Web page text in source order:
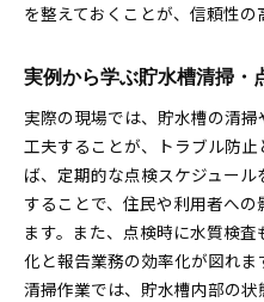
を整えておくことが、信頼性の
実例から学ぶ貯水槽清掃・
実際の現場では、貯水槽の清
工夫することが、トラブル防
ば、定期的な点検スケジュー
することで、住民や利用者へ
ます。また、点検時に水質検
化と報告業務の効率化が図れま
清掃作業では、貯水槽内部の